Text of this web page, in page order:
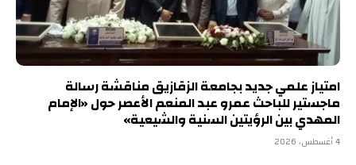
امتياز علمي جديد بجامعة الزقازيق مناقشة رسالة
ماجستير للباحث عمرو عبد المنعم الأعصر حول «الإمام
المهدي بين الرؤيتين السنية والشيعية»
4 أغسطس، 2026